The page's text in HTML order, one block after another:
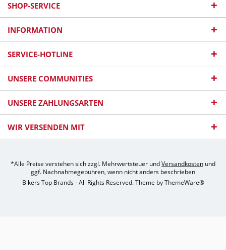
SHOP-SERVICE
INFORMATION
SERVICE-HOTLINE
UNSERE COMMUNITIES
UNSERE ZAHLUNGSARTEN
WIR VERSENDEN MIT
*Alle Preise verstehen sich zzgl. Mehrwertsteuer undVersandkosten und
ggf. Nachnahmegebühren, wenn nicht anders beschrieben
Bikers Top Brands - All Rights Reserved. Theme byThemeWare®